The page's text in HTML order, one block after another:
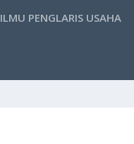
ILMU PENGLARIS USAHA